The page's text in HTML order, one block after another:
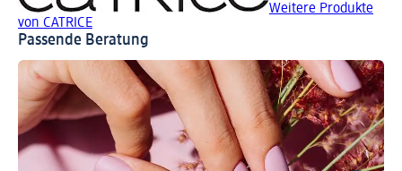
Weitere Produkte
von CATRICE
Passende Beratung